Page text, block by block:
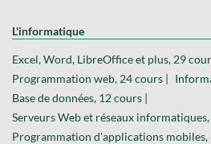
L'informatique
Excel, Word, LibreOffice et plus, 29
Programmation web, 24 cours |
Base de données, 12 cours |
Serveurs Web et réseaux
Programmation d'applications mobiles,